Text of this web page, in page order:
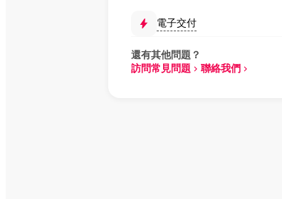
電子交付
還有其他問題？
訪問常見問題
聯絡我們